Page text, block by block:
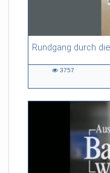
01:12 duration
3757